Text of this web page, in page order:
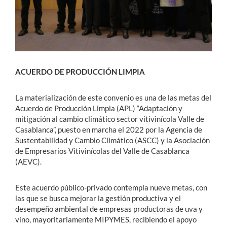
ACUERDO DE PRODUCCIÓN LIMPIA
La materialización de este convenio es una de las metas del
Acuerdo de Producción Limpia (APL) “Adaptación y
mitigación al cambio climático sector vitivinícola Valle de
Casablanca”, puesto en marcha el 2022 por la Agencia de
Sustentabilidad y Cambio Climático (ASCC) y la Asociación
de Empresarios Vitivinícolas del Valle de Casablanca
(AEVC).
Este acuerdo público-privado contempla nueve metas, con
las que se busca mejorar la gestión productiva y el
desempeño ambiental de empresas productoras de uva y
vino, mayoritariamente MIPYMES, recibiendo el apoyo